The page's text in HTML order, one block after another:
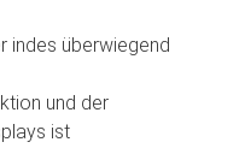
indes überwiegend
und der
ist